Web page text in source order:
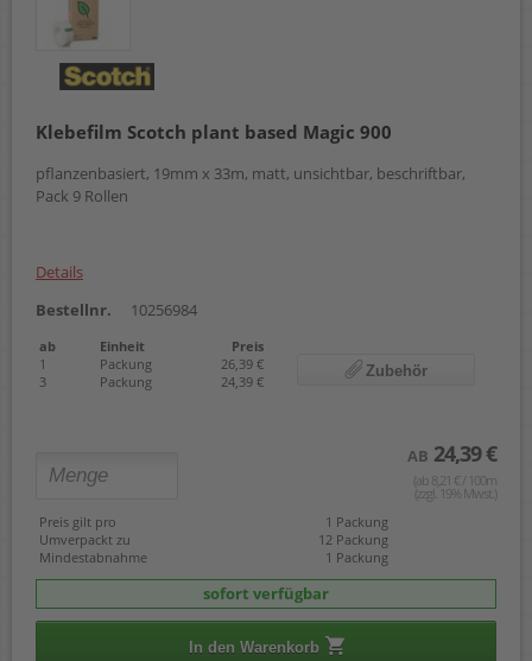
Klebefilm Scotch plant based Magic 900
pflanzenbasiert, 19mm x 33m, matt, unsichtbar, beschriftbar,
Pack 9 Rollen
Details
Bestellnr.
10256984
ab Einheit
Preis
1
Packung
26,39 €
3
Packung 24,39 €
Zubehör
AB 24,39 €
(ab 8,21 € / 100m
(zzgl. 19% Mwst.)
Preis gilt pro
1 Packung
Umverpackt zu
12 Packung
Mindestabnahme
1 Packung
sofort verfügbar
In den Warenkorb